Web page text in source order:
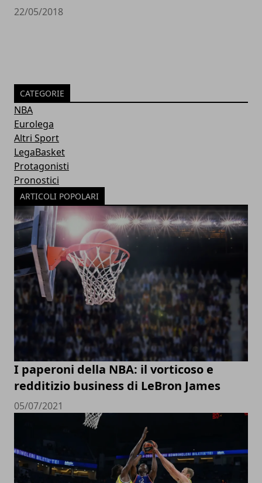
22/05/2018
CATEGORIE
NBA
Eurolega
Altri Sport
LegaBasket
Protagonisti
Pronostici
ARTICOLI POPOLARI
I paperoni della NBA: il vorticoso e
redditizio business di LeBron James
05/07/2021